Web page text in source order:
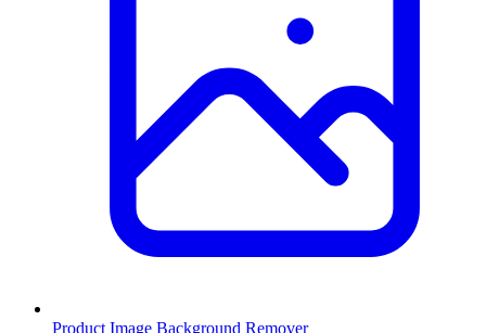
Product Image Background Remover